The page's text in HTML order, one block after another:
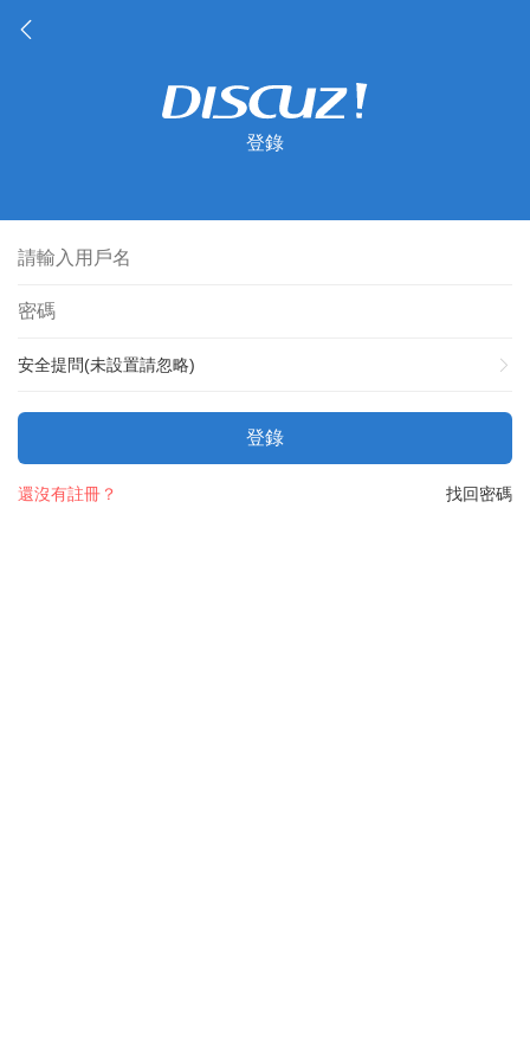
登錄
安全提問(未設置請忽略)
登錄
找回密碼
還沒有註冊？